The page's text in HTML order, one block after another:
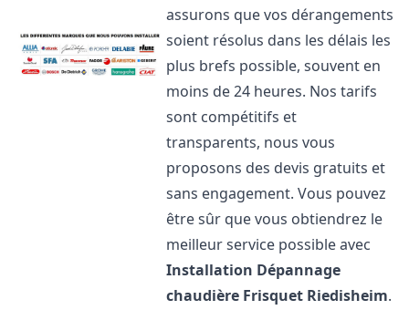
assurons que vos dérangements
soient résolus dans les délais les
plus brefs possible, souvent en
moins de 24 heures. Nos tarifs
sont compétitifs et
transparents, nous vous
proposons des devis gratuits et
sans engagement. Vous pouvez
être sûr que vous obtiendrez le
meilleur service possible avec
Installation Dépannage
chaudière Frisquet Riedisheim.